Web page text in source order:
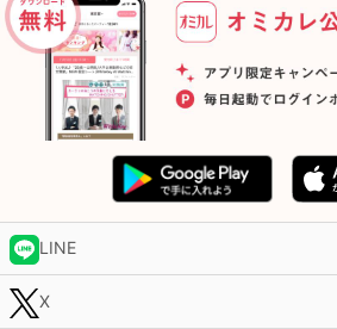
LINE
X